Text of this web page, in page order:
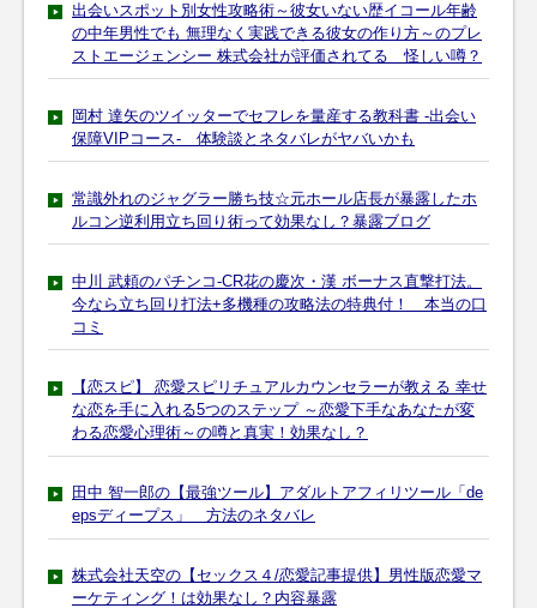
出会いスポット別女性攻略術～彼女いない歴イコール年齢
の中年男性でも 無理なく実践できる彼女の作り方～のプレ
ストエージェンシー 株式会社が評価されてる 怪しい噂？
岡村 達矢のツイッターでセフレを量産する教科書 -出会い
保障VIPコース- 体験談とネタバレがヤバいかも
常識外れのジャグラー勝ち技☆元ホール店長が暴露したホ
ルコン逆利用立ち回り術って効果なし？暴露ブログ
中川 武頼のパチンコ-CR花の慶次・漢 ボーナス直撃打法。
今なら立ち回り打法+多機種の攻略法の特典付！ 本当の口
コミ
【恋スピ】 恋愛スピリチュアルカウンセラーが教える 幸せ
な恋を手に入れる5つのステップ ～恋愛下手なあなたが変
わる恋愛心理術～の噂と真実！効果なし？
田中 智一郎の【最強ツール】アダルトアフィリツール「de
epsディープス」 方法のネタバレ
株式会社天空の【セックス４/恋愛記事提供】男性版恋愛マ
ーケティング！は効果なし？内容暴露